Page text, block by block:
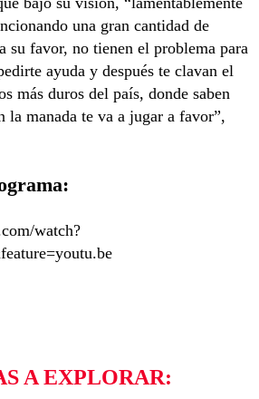
una gran cantidad de
su favor, no tienen el problema para
ayuda y después te clavan el
más duros del país, donde saben
la manada te va a jugar a favor”,
watch?
A EXPLORAR: